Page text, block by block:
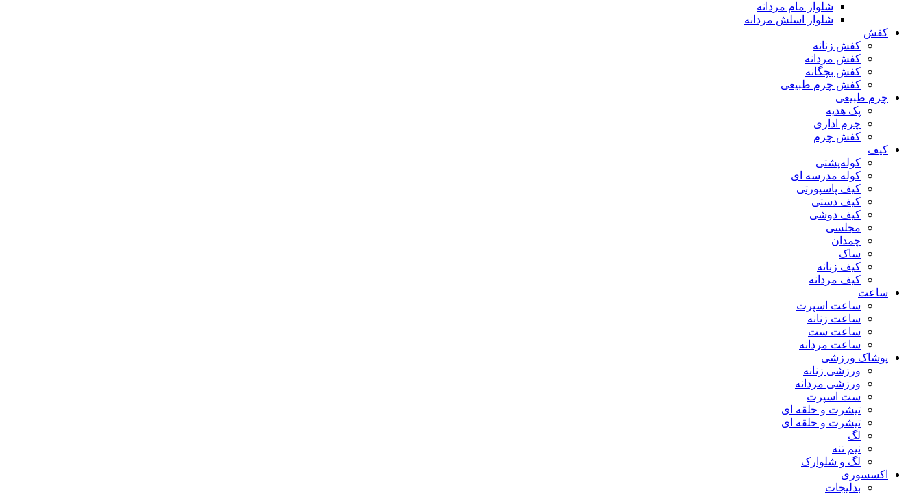
شلوار مام مردانه
شلوار اسلش مردانه
کفش
کفش زنانه
کفش مردانه
کفش بچگانه
کفش چرم طبیعی
چرم طبیعی
پک هدیه
چرم اداری
کفش چرم
کیف
کوله‌پشتی
کوله مدرسه ای
کیف پاسپورتی
کیف دستی
کیف دوشی
مجلسی
چمدان
ساک
کیف زنانه
کیف مردانه
ساعت
ساعت اسپرت
ساعت زنانه
ساعت ست
ساعت مردانه
پوشاک ورزشی
ورزشی زنانه
ورزشی مردانه
ست اسپرت
تیشرت و حلقه ای
تیشرت و حلقه ای
لگ
نیم تنه
لگ و شلوارک
اکسسوری
بدلیجات